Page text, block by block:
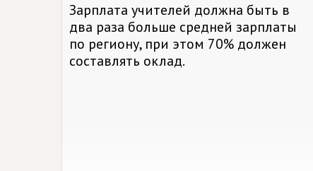
Зарплата учителей должна быть в
два раза больше средней зарплаты
по региону, при этом 70% должен
составлять оклад.